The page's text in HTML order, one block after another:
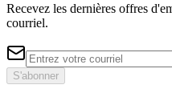
Recevez les dernières offres
courriel.
S'abonner